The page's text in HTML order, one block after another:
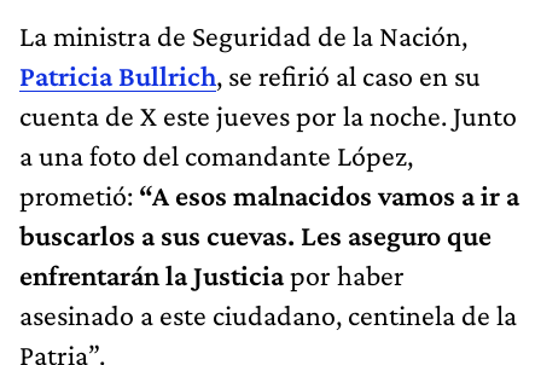
La ministra de Seguridad de la Nación,
Patricia Bullrich, se refirió al caso en su
cuenta de X este jueves por la noche. Junto
a una foto del comandante López,
prometió: “A esos malnacidos vamos a ir a
buscarlos a sus cuevas. Les aseguro que
enfrentarán la Justiciapor haber
asesinado a este ciudadano, centinela de la
Patria”.